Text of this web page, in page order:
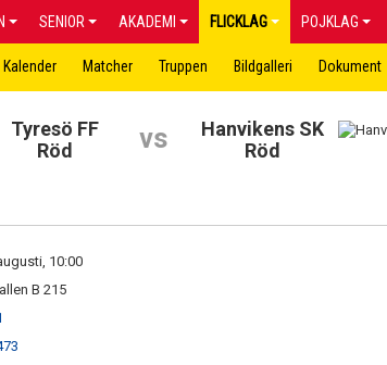
SENIOR AKADEMI FLICKLAG POJKLAG
Kalender Matcher Truppen Bildgalleri Dokument
Tyresö FF
Röd
vs
Hanvikens SK
Röd
10:00
B 215